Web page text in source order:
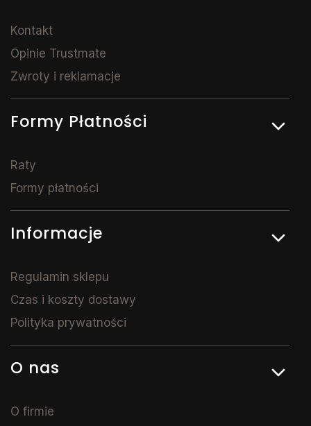
Kontakt
Opinie Trustmate
Zwroty i reklamacje
Formy Płatności
Raty
Formy płatności
Informacje
Regulamin sklepu
Czas i koszty dostawy
Polityka prywatności
O nas
O firmie